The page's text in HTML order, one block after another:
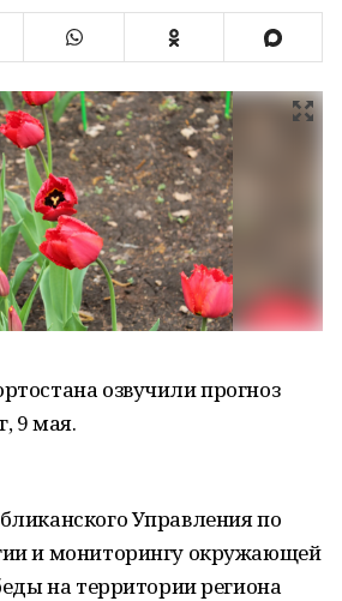
озвучили прогноз
9 мая.
Управления по
и мониторингу окружающей
на территории региона